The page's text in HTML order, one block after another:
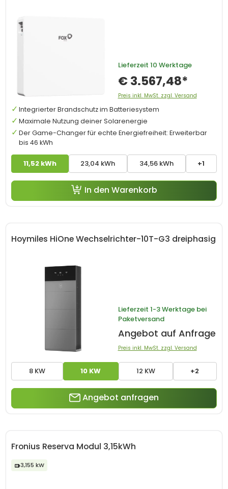
11,52 kWh 23,04 kWh 34,56 kWh +1
Lieferzeit 10 Werktage
€ 3.567,48*
Preis inkl. MwSt. zzgl. Versand
Integrierter Brandschutz im Batteriesystem
Maximale Nutzung deiner Solarenergie
Der Game-Changer für echte Energiefreiheit: Erweiterbar
bis 46 kWh
In den Warenkorb
Hoymiles HiOne Wechselrichter-10T-G3 dreiphasig
8 KW 10 KW 12 KW +2
Lieferzeit 1-3 Werktage bei
Paketversand
Angebot auf Anfrage
Preis inkl. MwSt. zzgl. Versand
Angebot anfragen
Fronius Reserva Modul 3,15kWh
3,155 kW